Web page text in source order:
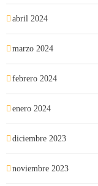
abril 2024
marzo 2024
febrero 2024
enero 2024
diciembre 2023
noviembre 2023